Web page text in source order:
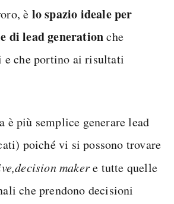
è lo spazio ideale per
di lead generationche
che portino ai risultati
è più semplice generare lead
poiché vi si possono trovare
decision makere tutte quelle
che prendono decisioni